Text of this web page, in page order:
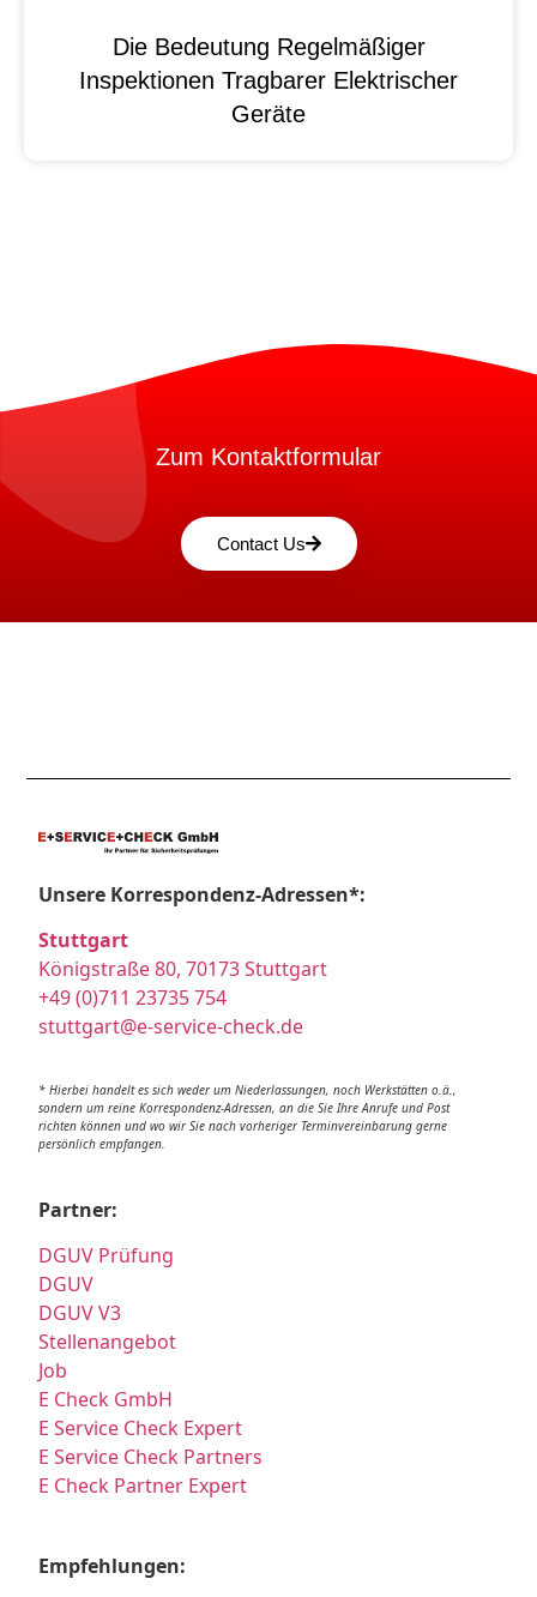
Die Bedeutung Regelmäßiger
Inspektionen Tragbarer Elektrischer
Geräte
Zum Kontaktformular
Contact Us
Unsere Korrespondenz-Adressen*:
Stuttgart
Königstraße 80, 70173 Stuttgart
+49 (0)711 23735 754
stuttgart@e-service-check.de
* Hierbei handelt es sich weder um Niederlassungen, noch Werkstätten o.ä.,
sondern um reine Korrespondenz-Adressen, an die Sie Ihre Anrufe und Post
richten können und wo wir Sie nach vorheriger Terminvereinbarung gerne
persönlich empfangen.
Partner:
DGUV Prüfung
DGUV
DGUV V3
Stellenangebot
Job
E Check GmbH
E Service Check Expert
E Service Check Partners
E Check Partner Expert
Empfehlungen: